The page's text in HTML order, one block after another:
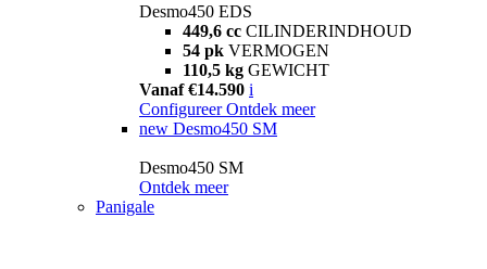
Desmo450 EDS
449,6 cc CILINDERINDHOUD
54 pk VERMOGEN
110,5 kg GEWICHT
Vanaf €14.590 i
Configureer Ontdek meer
new Desmo450 SM
Desmo450 SM
Ontdek meer
Panigale